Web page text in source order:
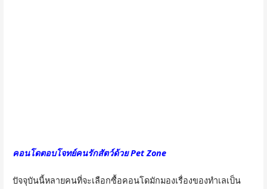
คอนโดตอบโจทย์คนรักสัตว์ด้วย Pet Zone
ปัจจุบันนี้หลายคนที่จะเลือกซื้อคอนโดมักมองเรื่องของทำเลเป็น